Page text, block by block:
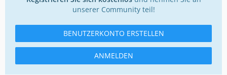
unserer Community teil!
BENUTZERKONTO ERSTELLEN
ANMELDEN